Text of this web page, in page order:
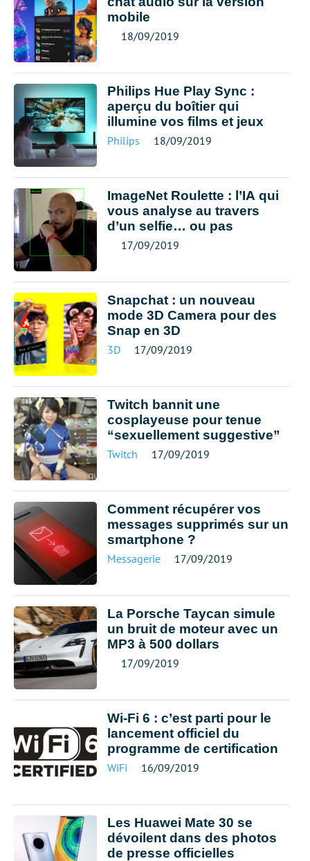
mobile
18/09/2019
Philips Hue Play Sync :
aperçu du boîtier qui
illumine vos films et jeux
Philips 18/09/2019
ImageNet Roulette : l’IA qui
vous analyse au travers
d’un selfie… ou pas
17/09/2019
Snapchat : un nouveau
mode 3D Camera pour des
Snap en 3D
3D 17/09/2019
Twitch bannit une
cosplayeuse pour tenue
“sexuellement suggestive”
Twitch 17/09/2019
Comment récupérer vos
messages supprimés sur un
smartphone ?
Messagerie 17/09/2019
La Porsche Taycan simule
un bruit de moteur avec un
MP3 à 500 dollars
17/09/2019
Wi-Fi 6 : c’est parti pour le
lancement officiel du
programme de certification
WiFi 16/09/2019
Les Huawei Mate 30 se
dévoilent dans des photos
de presse officielles